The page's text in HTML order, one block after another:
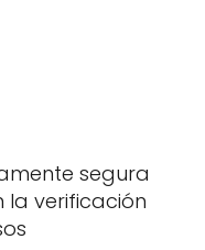
segura
la verificación